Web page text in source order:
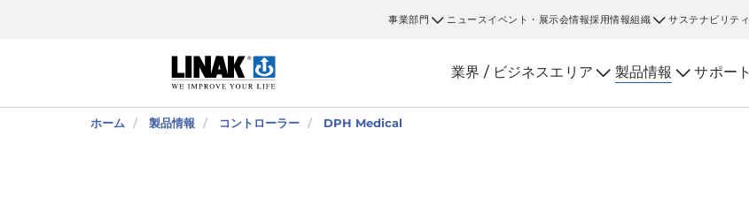
事業部門 ニュース イベント・展示会情報採用情報組織 サステナビリティ
業界 / ビジネスエリア 製品情報 サポート
ホーム 製品情報 コントローラー DPH Medical